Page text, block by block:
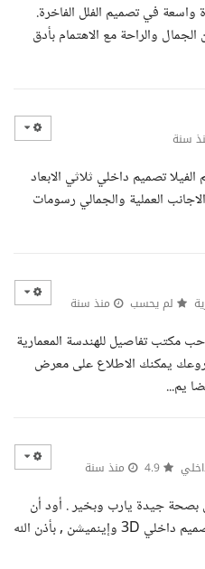
في تصميم الفلل الفاخرة.
والراحة مع الاهتمام بأدق
سنة
تصميم داخلي ثلاثي الابعاد
العملية والجمالي رسومات
لم يحسب منذ سنة
مكتب تفاصيل للهندسة المعمارية
يمكنك الاطلاع على معرض
يم...
منذ سنة
بصحة جيدة يارب وبخير . أود أن
أعرب عن اهتمامي بالإعلان الخاص تصميم داخلي 3D وإينميشن , بأذن الله